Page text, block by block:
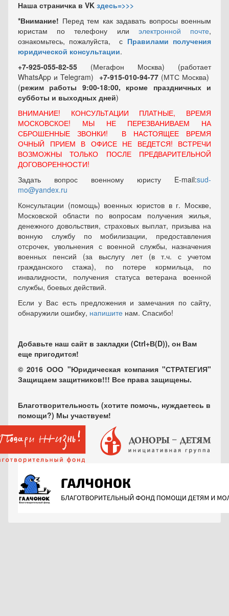
Наша страничка в VK здесь=>>>
*Внимание! Перед тем как задавать вопросы военным
юристам по телефону или электронной почте,
ознакомьтесь, пожалуйста, с Правилами получения
юридической консультации.
+7-925-055-82-55 (Мегафон Москва) (работает
WhatsApp и Telegram) +7-915-010-94-77 (МТС Москва)
(режим работы 9:00-18:00, кроме праздничных и
субботы и выходных дней)
ВНИМАНИЕ! КОНСУЛЬТАЦИИ ПЛАТНЫЕ, ВРЕМЯ
МОСКОВСКОЕ! МЫ НЕ ПЕРЕЗВАНИВАЕМ НА
СБРОШЕННЫЕ ЗВОНКИ! В НАСТОЯЩЕЕ ВРЕМЯ
ОЧНЫЙ ПРИЕМ В ОФИСЕ НЕ ВЕДЕТСЯ! ВСТРЕЧИ
ВОЗМОЖНЫ ТОЛЬКО ПОСЛЕ ПРЕДВАРИТЕЛЬНОЙ
ДОГОВОРЕННОСТИ!
Задать вопрос военному юристу E-mail:sud-
mo@yandex.ru
Консультации (помощь) военных юристов в г. Москве,
Московской области по вопросам получения жилья,
денежного довольствия, страховых выплат, призыва на
вонную службу по мобилизации, предоставления
отсрочек, увольнения с военной службы, назначения
военных пенсий (за выслугу лет (в т.ч. с учетом
гражданского стажа), по потере кормильца, по
инвалидности, получения статуса ветерана военной
службы, боевых действий.
Если у Вас есть предложения и замечания по сайту,
обнаружили ошибку, напишите нам. Спасибо!
Добавьте наш сайт в закладки (Ctrl+В(D)), он Вам
еще пригодится!
© 2016 ООО "Юридическая компания "СТРАТЕГИЯ"
Защищаем защитников!!! Все права защищены.
Благотворительность (хотите помочь, нуждаетесь в
помощи?) Мы участвуем!